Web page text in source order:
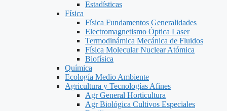
Estadísticas
Física
Física Fundamentos Generalidades
Electromagnetismo Óptica Laser
Termodinámica Mecánica de Fluidos
Física Molecular Nuclear Atómica
Biofísica
Química
Ecología Medio Ambiente
Agricultura y Tecnologías Afines
Agr General Horticultura
Agr Biológica Cultivos Especiales